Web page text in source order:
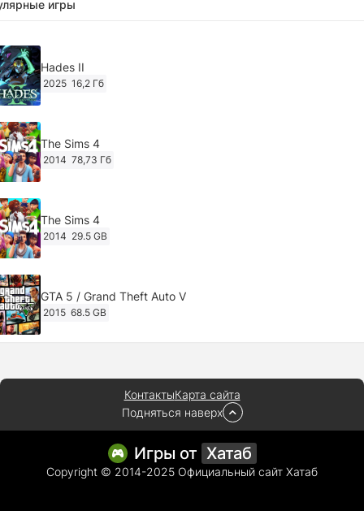
игры
Hades II
2025 16,2 Гб
The Sims 4
2014 78,73 Гб
The Sims 4
2014 29.5 GB
GTA 5 / Grand Theft Auto V
2015 68.5 GB
[RePack Decepticon] (2024)
Cyberpunk 2077
2020 49.4 GB
КонтактыКарта сайта
Подняться наверх
Игры от Хатаб
Copyright © 2014-2025 Официальный сайт Хатаб